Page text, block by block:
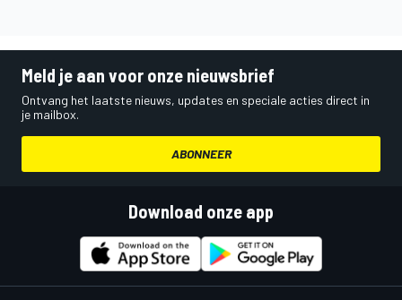
Meld je aan voor onze nieuwsbrief
Ontvang het laatste nieuws, updates en speciale acties direct in
je mailbox.
ABONNEER
Download onze app